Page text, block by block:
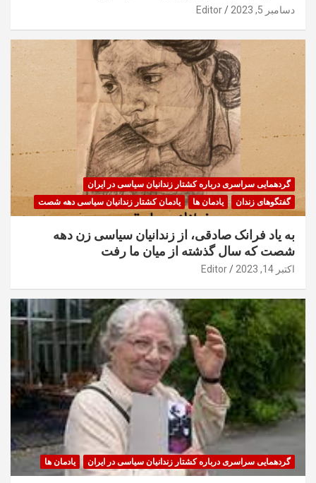
دسامبر 5, 2023 Editor
گردهمایی سراسری درباره کشتار زندانیان سیاسی در ایران
گفتگوهای زندان
یادمان ها یادمان کشتار زندانیان سیاسی دهه شصت
به یاد فرانک صادقی، از زندانیان سیاسی زن دهه
شصت که سال گذشته از میان ما رفت
اکتبر 14, 2023 Editor
گردهمایی سراسری درباره کشتار زندانیان سیاسی در ایران یادمان ها